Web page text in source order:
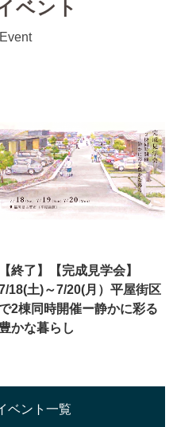
ベント
【終了】【完成見学会】
18(土)～7/20(月）平屋街区
2棟同時開催ー静かに彩る
豊かな暮らし
ベント一覧